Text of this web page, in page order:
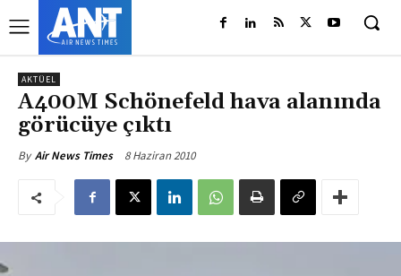
AKTÜEL
A400M Schönefeld hava alanında
görücüye çıktı
By Air News Times 8 Haziran 2010